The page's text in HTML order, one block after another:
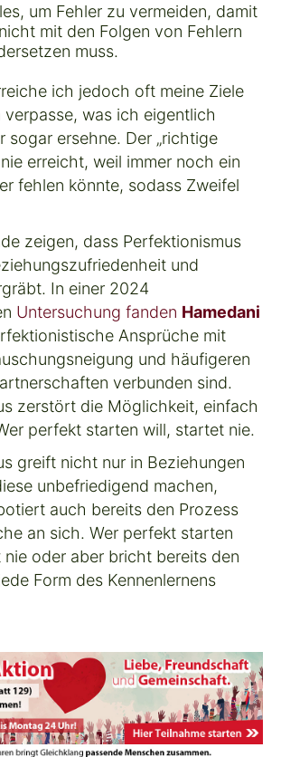
um Fehler zu vermeiden, damit
mit den Folgen von Fehlern
muss.
ich jedoch oft meine Ziele
was ich eigentlich
sogar ersehne. Der „richtige
erreicht, weil immer noch ein
fehlen könnte, sodass Zweifel
zeigen, dass Perfektionismus
und
In einer 2024
Untersuchung fanden Hamedani
Ansprüche mit
und häufigeren
verbunden sind.
zerstört die Möglichkeit, einfach
perfekt starten will, startet nie.
greift nicht nur in Beziehungen
unbefriedigend machen,
auch bereits den Prozess
an sich. Wer perfekt starten
oder aber bricht bereits den
Form des Kennenlernens